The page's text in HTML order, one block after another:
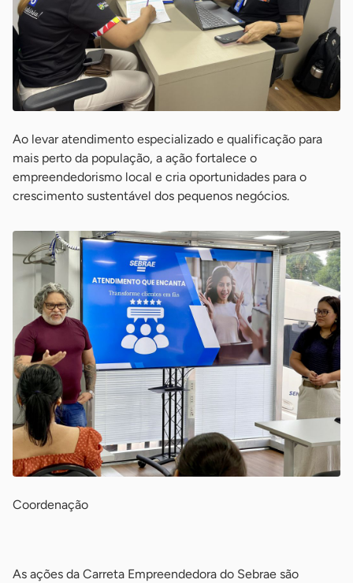
Ao levar atendimento especializado e qualificação para
mais perto da população, a ação fortalece o
empreendedorismo local e cria oportunidades para o
crescimento sustentável dos pequenos negócios.
Coordenação
As ações da Carreta Empreendedora do Sebrae são